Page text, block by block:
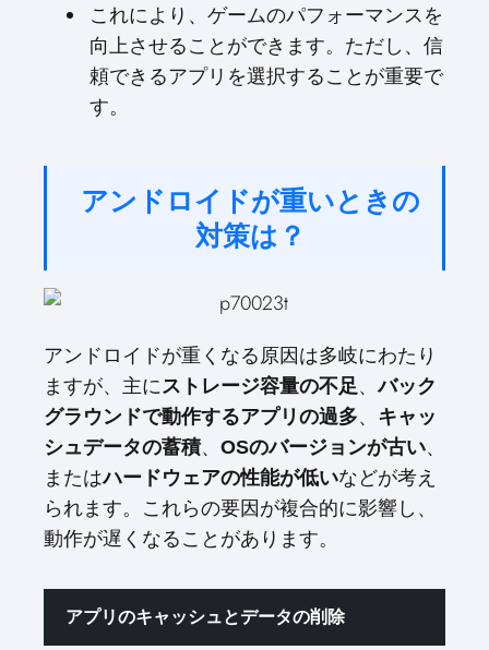
これにより、ゲームのパフォーマンスを
向上させることができます。ただし、信
頼できるアプリを選択することが重要で
す。
アンドロイドが重いときの
対策は？
アンドロイドが重くなる原因は多岐にわたり
ますが、主にストレージ容量の不足、バック
グラウンドで動作するアプリの過多、
キャッ
シュデータの蓄積、 OSのバージョンが古い、
またはハードウェアの性能が低いなどが考え
られます。これらの要因が複合的に影響し、
動作が遅くなることがあります。
アプリのキャッシュとデータの削除